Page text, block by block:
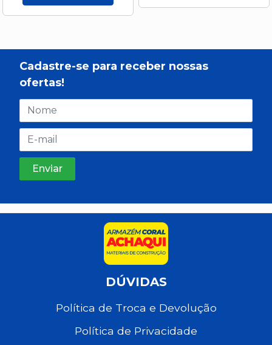
Cadastre-se para receber nossas
ofertas!
DÚVIDAS
Política de Troca e Devolução
Política de Privacidade